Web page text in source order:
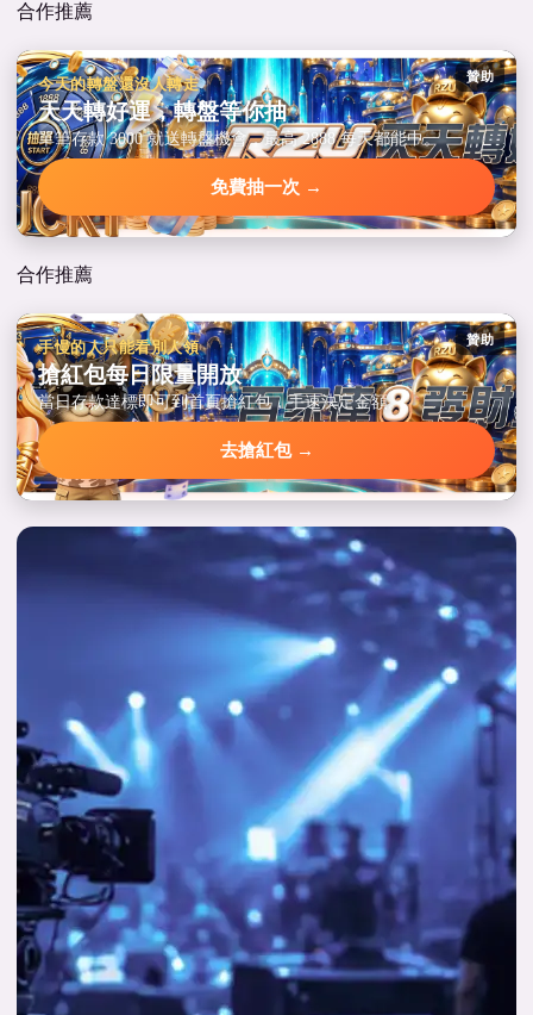
合作推薦
贊助
今天的轉盤還沒人轉走
天天轉好運，轉盤等你抽
單筆存款 3000 就送轉盤機會，最高 2888 每天都能中。
免費抽一次 →
合作推薦
贊助
手慢的人只能看別人領
搶紅包每日限量開放
當日存款達標即可到首頁搶紅包，手速決定金額。
去搶紅包 →